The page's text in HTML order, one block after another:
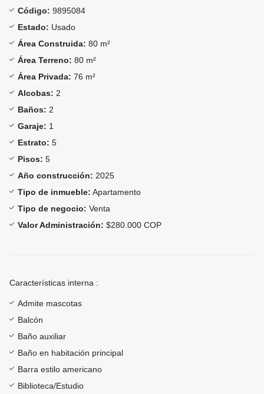
Código: 9895084
Estado: Usado
Área Construida: 80 m²
Área Terreno: 80 m²
Área Privada: 76 m²
Alcobas: 2
Baños: 2
Garaje: 1
Estrato: 5
Pisos: 5
Año construcción: 2025
Tipo de inmueble: Apartamento
Tipo de negocio: Venta
Valor Administración: $280.000 COP
Características interna :
Admite mascotas
Balcón
Baño auxiliar
Baño en habitación principal
Barra estilo americano
Biblioteca/Estudio